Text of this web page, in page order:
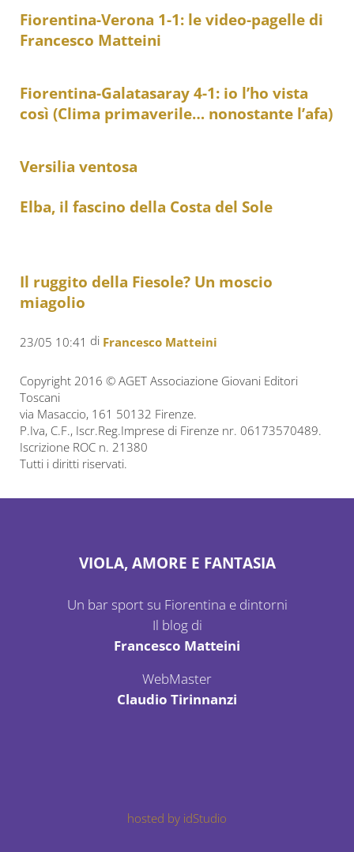
Fiorentina-Verona 1-1: le video-pagelle di
Francesco Matteini
Fiorentina-Galatasaray 4-1: io l’ho vista
così (Clima primaverile… nonostante l’afa)
Versilia ventosa
Elba, il fascino della Costa del Sole
Il ruggito della Fiesole? Un moscio
miagolio
23/05 10:41 di Francesco Matteini
Copyright 2016 © AGET Associazione Giovani Editori
Toscani
via Masaccio, 161 50132 Firenze.
P.Iva, C.F., Iscr.Reg.Imprese di Firenze nr. 06173570489.
Iscrizione ROC n. 21380
Tutti i diritti riservati.
VIOLA, AMORE E FANTASIA
Un bar sport su Fiorentina e dintorni
Il blog di
Francesco Matteini
WebMaster
Claudio Tirinnanzi
hosted by idStudio